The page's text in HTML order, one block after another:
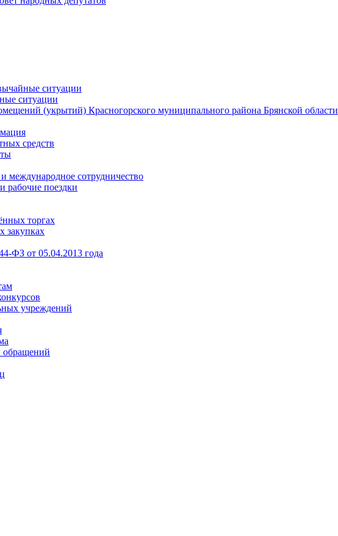
ситуации
ситуации
(укрытий) Красногорского муниципального района Брянской области
средств
международное сотрудничество
рабочие поездки
торгах
закупках
ФЗ от 05.04.2013 года
учреждений
обращений